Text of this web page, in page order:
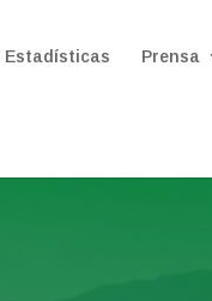
Estadísticas Prensa